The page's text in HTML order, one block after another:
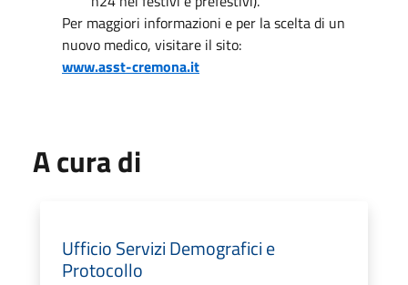
Per maggiori informazioni e per la scelta di un
nuovo medico, visitare il sito:
www.asst-cremona.it
A cura di
Ufficio Servizi Demografici e
Protocollo